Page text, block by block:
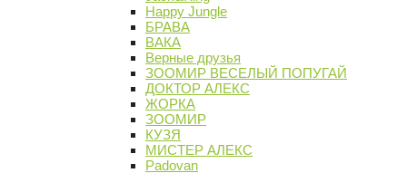
Happy Jungle
БРАВА
ВАКА
Верные друзья
ЗООМИР ВЕСЕЛЫЙ ПОПУГАЙ
ДОКТОР АЛЕКС
ЖОРКА
ЗООМИР
КУЗЯ
МИСТЕР АЛЕКС
Padovan